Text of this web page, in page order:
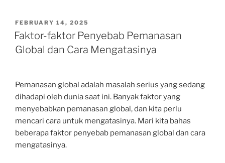
POSTED
ON
FEBRUARY 14, 2025
Faktor-faktor Penyebab Pemanasan
Global dan Cara Mengatasinya
Pemanasan global adalah masalah serius yang sedang
dihadapi oleh dunia saat ini. Banyak faktor yang
menyebabkan pemanasan global, dan kita perlu
mencari cara untuk mengatasinya. Mari kita bahas
beberapa faktor penyebab pemanasan global dan cara
mengatasinya.